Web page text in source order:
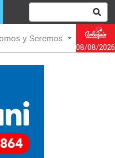
y Seremos
08/08/2026